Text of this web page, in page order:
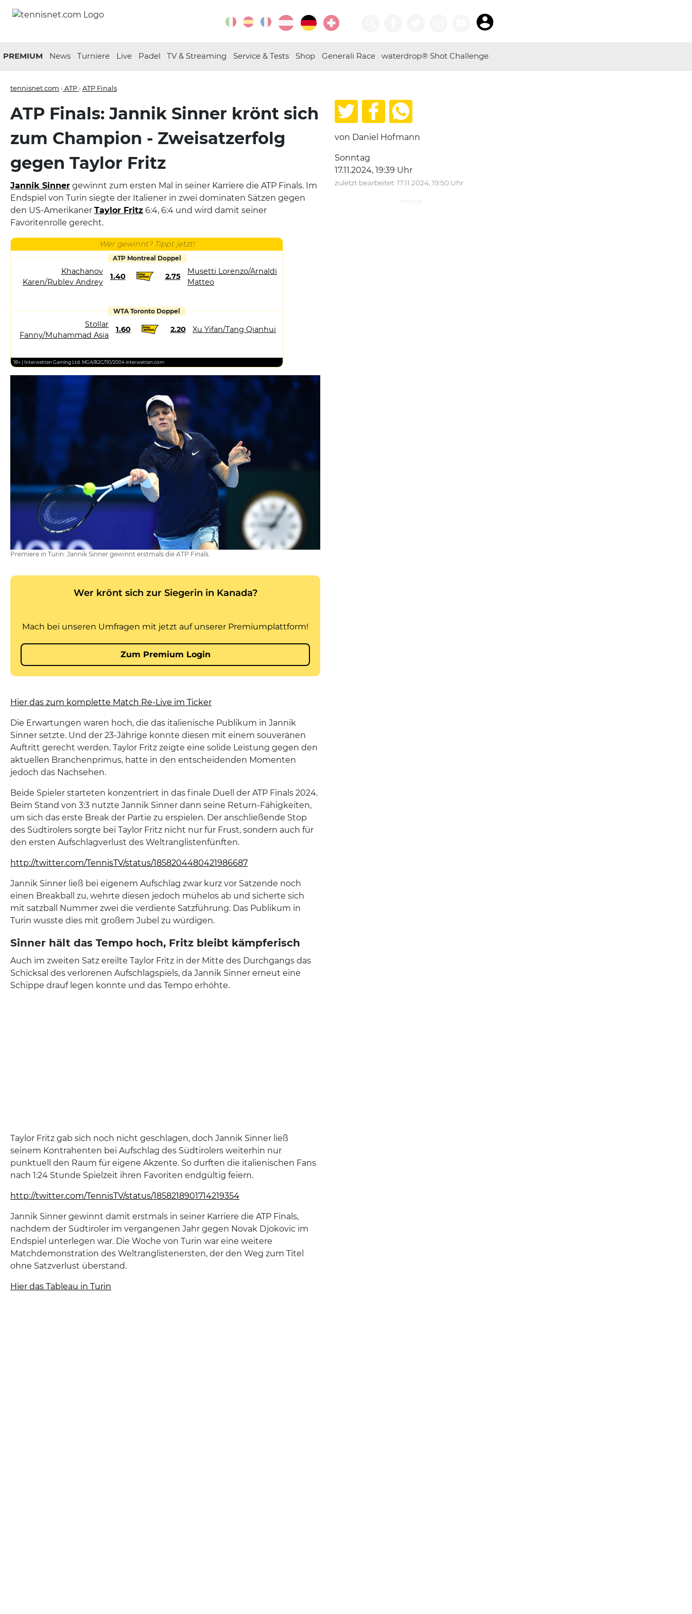
PREMIUM News Turniere Live Padel TV & Streaming Service & Tests Shop Generali Race waterdrop® Shot Challenge
tennisnet.com › ATP› ATP Finals
ATP Finals: Jannik Sinner krönt sich
zum Champion - Zweisatzerfolg
gegen Taylor Fritz
Jannik Sinner gewinnt zum ersten Mal in seiner Karriere die ATP Finals. Im
Endspiel von Turin siegte der Italiener in zwei dominaten Sätzen gegen
den US-Amerikaner Taylor Fritz 6:4, 6:4 und wird damit seiner
Favoritenrolle gerecht.
Wer gewinnt? Tippt jetzt!
ATP Montreal Doppel
Khachanov
Karen/Rublev Andrey
1.40 2.75
Musetti Lorenzo/Arnaldi
Matteo
WTA Toronto Doppel
Stollar
Fanny/Muhammad Asia
1.60 2.20 Xu Yifan/Tang Qianhui
18+ | Interwetten Gaming Ltd. MGA/B2C/110/2004 interwetten.com
Premiere in Turin: Jannik Sinner gewinnt erstmals die ATP Finals.
Hier das zum komplette Match Re-Live im Ticker
Die Erwartungen waren hoch, die das italienische Publikum in Jannik
Sinner setzte. Und der 23-Jährige konnte diesen mit einem souveränen
Auftritt gerecht werden. Taylor Fritz zeigte eine solide Leistung gegen den
aktuellen Branchenprimus, hatte in den entscheidenden Momenten
jedoch das Nachsehen.
Beide Spieler starteten konzentriert in das finale Duell der ATP Finals 2024.
Beim Stand von 3:3 nutzte Jannik Sinner dann seine Return-Fähigkeiten,
um sich das erste Break der Partie zu erspielen. Der anschließende Stop
des Südtirolers sorgte bei Taylor Fritz nicht nur für Frust, sondern auch für
den ersten Aufschlagverlust des Weltranglistenfünften.
http://twitter.com/TennisTV/status/1858204480421986687
Jannik Sinner ließ bei eigenem Aufschlag zwar kurz vor Satzende noch
einen Breakball zu, wehrte diesen jedoch mühelos ab und sicherte sich
mit satzball Nummer zwei die verdiente Satzführung. Das Publikum in
Turin wusste dies mit großem Jubel zu würdigen.
Sinner hält das Tempo hoch, Fritz bleibt kämpferisch
Auch im zweiten Satz ereilte Taylor Fritz in der Mitte des Durchgangs das
Schicksal des verlorenen Aufschlagspiels, da Jannik Sinner erneut eine
Schippe drauf legen konnte und das Tempo erhöhte.
Taylor Fritz gab sich noch nicht geschlagen, doch Jannik Sinner ließ
seinem Kontrahenten bei Aufschlag des Südtirolers weiterhin nur
punktuell den Raum für eigene Akzente. So durften die italienischen Fans
nach 1:24 Stunde Spielzeit ihren Favoriten endgültig feiern.
http://twitter.com/TennisTV/status/1858218901714219354
Jannik Sinner gewinnt damit erstmals in seiner Karriere die ATP Finals,
nachdem der Südtiroler im vergangenen Jahr gegen Novak Djokovic im
Endspiel unterlegen war. Die Woche von Turin war eine weitere
Matchdemonstration des Weltranglistenersten, der den Weg zum Titel
ohne Satzverlust überstand.
Hier das Tableau in Turin
von Daniel Hofmann
Sonntag
17.11.2024, 19:39 Uhr
zuletzt bearbeitet: 17.11.2024, 19:50 Uhr